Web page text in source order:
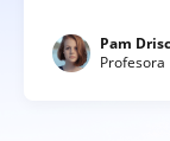
Pam
Profesora